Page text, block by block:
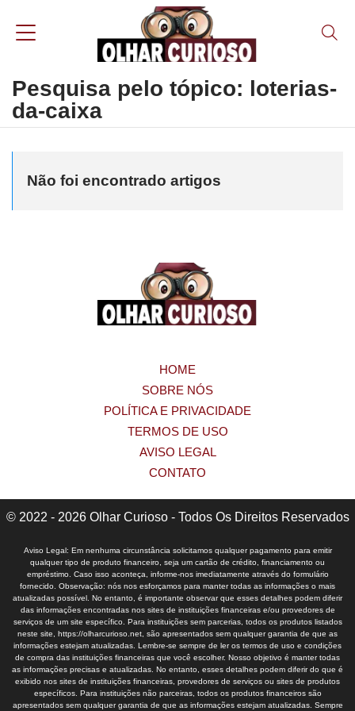
Pesquisa pelo tópico: loterias-
da-caixa
Não foi encontrado artigos
HOME
SOBRE NÓS
POLÍTICA E PRIVACIDADE
TERMOS DE USO
AVISO LEGAL
CONTATO
© 2022 - 2026 Olhar Curioso - Todos Os Direitos Reservados
Aviso Legal: Em nenhuma circunstância solicitamos qualquer pagamento para emitir
qualquer tipo de produto financeiro, seja um cartão de crédito, financiamento ou
empréstimo. Caso isso aconteça, informe-nos imediatamente através do formulário
fornecido. Observação: nós nos esforçamos para manter todas as informações o mais
atualizadas possível. No entanto, é importante observar que esses detalhes podem diferir
das informações encontradas nos sites de instituições financeiras e/ou provedores de
serviços de um site específico. Para instituições sem parcerias, todos os produtos listados
neste site, https://olharcurioso.net, são apresentados sem qualquer garantia de que as
informações estejam atualizadas. Lembre-se sempre de ler os termos de uso e condições
de compra das instituições financeiras que você escolher. Nosso objetivo é manter todas
as informações precisas e atualizadas. No entanto, esses detalhes podem diferir do que é
exibido nos sites de instituições financeiras, provedores de serviços ou sites de produtos
específicos. Para instituições não parceiras, todos os produtos financeiros são
apresentados sem qualquer garantia de que as informações estejam atualizadas. Sempre